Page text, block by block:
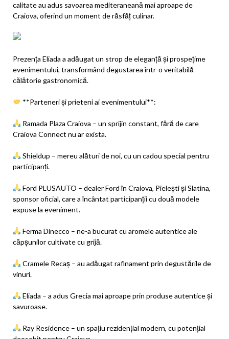
calitate au adus savoarea mediteraneană mai aproape de
Craiova, oferind un moment de răsfăț culinar.
Prezența Eliada a adăugat un strop de eleganță și prospețime
evenimentului, transformând degustarea într-o veritabilă
călătorie gastronomică.
**Parteneri și prieteni ai evenimentului**:
Ramada Plaza Craiova – un sprijin constant, fără de care
Craiova Connect nu ar exista.
Shieldup – mereu alături de noi, cu un cadou special pentru
participanți.
Ford PLUSAUTO – dealer Ford în Craiova, Pielești și Slatina,
sponsor oficial, care a încântat participanții cu două modele
expuse la eveniment.
Ferma Dinecco – ne-a bucurat cu aromele autentice ale
căpșunilor cultivate cu grijă.
Cramele Recaș – au adăugat rafinament prin degustările de
vinuri.
Eliada – a adus Grecia mai aproape prin produse autentice și
savuroase.
Ray Residence – un spațiu rezidențial modern, cu potențial